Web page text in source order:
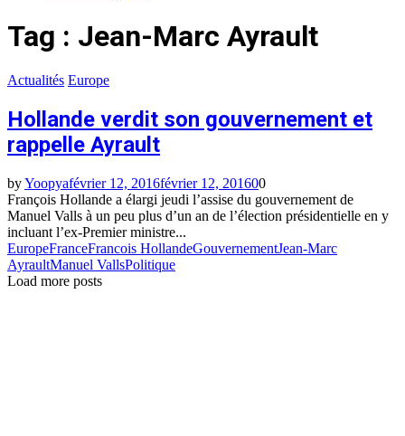
Tag : Jean-Marc Ayrault
Actualités Europe
Hollande verdit son gouvernement et
rappelle Ayrault
byYoopyafévrier 12, 2016février 12, 201600
François Hollande a élargi jeudi l’assise du gouvernement de
Manuel Valls à un peu plus d’un an de l’élection présidentielle en y
incluant l’ex-Premier ministre...
EuropeFranceFrancois HollandeGouvernementJean-Marc
AyraultManuel VallsPolitique
Load more posts